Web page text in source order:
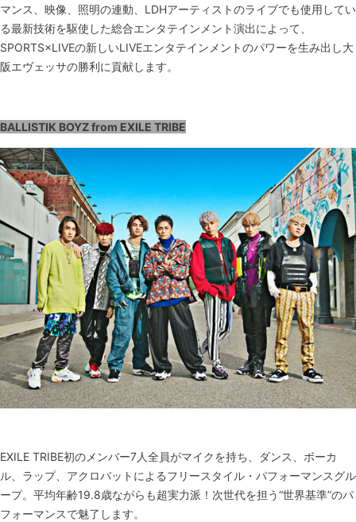
マンス、映像、照明の連動、LDHアーティストのライブでも使用してい
る最新技術を駆使した総合エンタテインメント演出によって、
SPORTS×LIVEの新しいLIVEエンタテインメントのパワーを生み出し大
阪エヴェッサの勝利に貢献します。
BALLISTIK BOYZ from EXILE TRIBE
EXILE TRIBE初のメンバー7人全員がマイクを持ち、ダンス、ボーカ
ル、ラップ、アクロバットによるフリースタイル・パフォーマンスグル
ープ。平均年齢19.8歳ながらも超実力派！次世代を担う“世界基準”のパ
フォーマンスで魅了します。